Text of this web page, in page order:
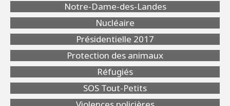
Notre-Dame-des-Landes
Nucléaire
Présidentielle 2017
Protection des animaux
Réfugiés
SOS Tout-Petits